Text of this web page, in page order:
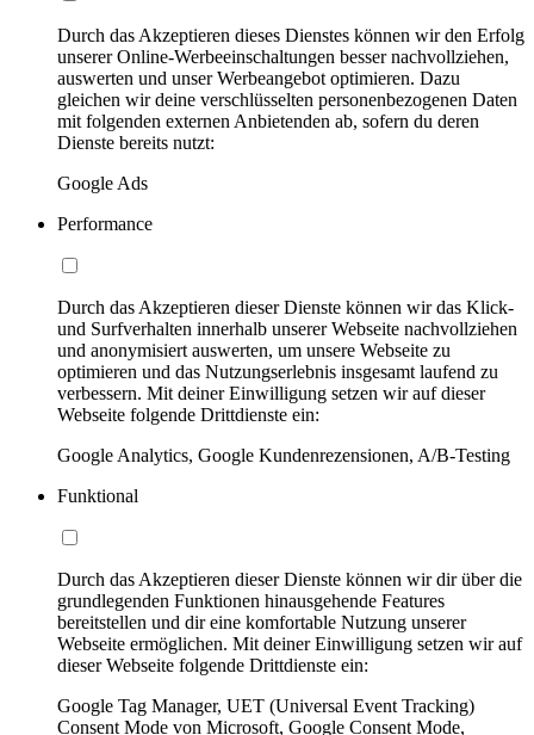
Durch das Akzeptieren dieses Dienstes können wir den Erfolg
unserer Online-Werbeeinschaltungen besser nachvollziehen,
auswerten und unser Werbeangebot optimieren. Dazu
gleichen wir deine verschlüsselten personenbezogenen Daten
mit folgenden externen Anbietenden ab, sofern du deren
Dienste bereits nutzt:
Google Ads
Performance
Durch das Akzeptieren dieser Dienste können wir das Klick-
und Surfverhalten innerhalb unserer Webseite nachvollziehen
und anonymisiert auswerten, um unsere Webseite zu
optimieren und das Nutzungserlebnis insgesamt laufend zu
verbessern. Mit deiner Einwilligung setzen wir auf dieser
Webseite folgende Drittdienste ein:
Google Analytics, Google Kundenrezensionen, A/B-Testing
Funktional
Durch das Akzeptieren dieser Dienste können wir dir über die
grundlegenden Funktionen hinausgehende Features
bereitstellen und dir eine komfortable Nutzung unserer
Webseite ermöglichen. Mit deiner Einwilligung setzen wir auf
dieser Webseite folgende Drittdienste ein:
Google Tag Manager, UET (Universal Event Tracking)
Consent Mode von Microsoft, Google Consent Mode,